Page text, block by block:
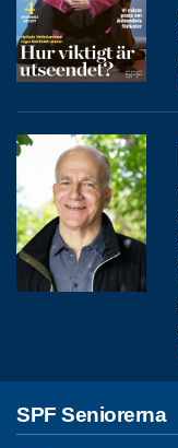
SPF Seniorerna